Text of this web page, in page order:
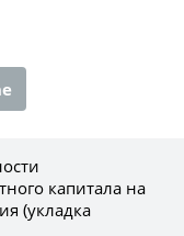
капитала на
(укладка